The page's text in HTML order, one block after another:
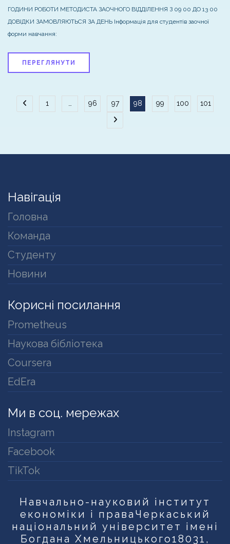
ГОДИНИ РОБОТИ МЕТОДИСТА ЗАОЧНОГО ВІДДІЛЕННЯ З 09 00 ДО 13 00
ДОВІДКИ ЗАМОВЛЯЮТЬСЯ ЗА ДЕНЬ Інформація для студентів заочної
форми навчання:
ПЕРЕГЛЯНУТИ
Пагінація
1 … 96 97 98 99 100 101
Навігація
Головна
Команда
Студенту
Новини
Корисні посилання
Prometheus
Наукова бібліотека
Coursera
EdEra
Ми в соц. мережах
Instagram
Facebook
TikTok
Навчально-науковий інститут
економіки і права Черкаський
національний університет імені
Богдана Хмельницького18031,